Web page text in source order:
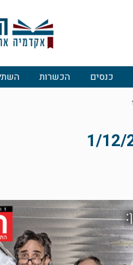
כנסים הכשרות